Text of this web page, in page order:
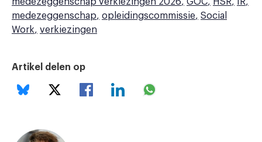
medezeggenschap verkiezingen 2026
GOC HSR
IR
medezeggenschap
opleidingscommissie
Social
Work verkiezingen
Artikel delen op